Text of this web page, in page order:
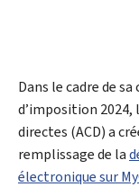
Dans le cadre de
d’imposition
directes (ACD) a
remplissage de la
électronique surMy